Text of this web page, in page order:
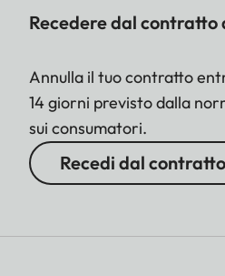
Recedere dal contratto
Annulla il tuo contratto
14 giorni previsto dalla
sui consumatori.
Recedi dal contratto